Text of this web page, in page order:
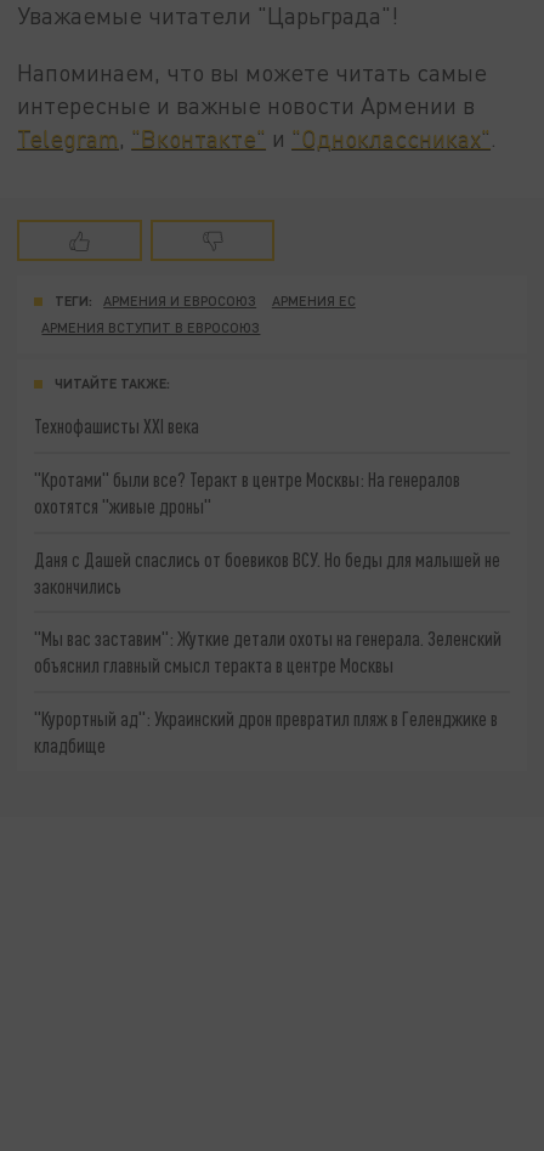
Уважаемые читатели "Царьграда"!
Напоминаем, что вы можете читать самые
интересные и важные новости Армении в
Telegram, "Вконтакте" и "Одноклассниках"
ТЕГИ: АРМЕНИЯ И ЕВРОСОЮЗ
АРМЕНИЯ ЕС
АРМЕНИЯ ВСТУПИТ В ЕВРОСОЮЗ
ЧИТАЙТЕ ТАКЖЕ:
Технофашисты XXI века
"Кротами" были все? Теракт в центре Москвы: На генералов
охотятся "живые дроны"
Даня с Дашей спаслись от боевиков ВСУ. Но беды для малышей не
закончились
"Мы вас заставим": Жуткие детали охоты на генерала. Зеленский
объяснил главный смысл теракта в центре Москвы
"Курортный ад": Украинский дрон превратил пляж в Геленджике в
кладбище